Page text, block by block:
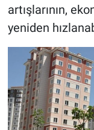
artışlarının,
yeniden